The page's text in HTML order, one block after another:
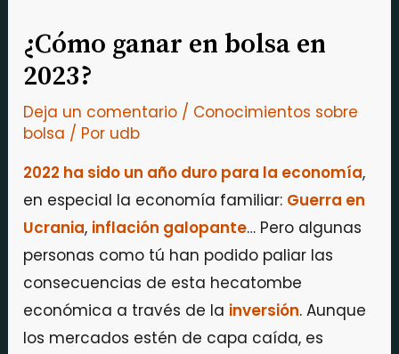
¿Cómo ganar en bolsa en
2023?
Deja un comentario / Conocimientos sobre
bolsa / Por udb
2022 ha sido un año duro para la economía,
en especial la economía familiar: Guerra en
Ucrania, inflación galopante… Pero algunas
personas como tú han podido paliar las
consecuencias de esta hecatombe
económica a través de la inversión. Aunque
los mercados estén de capa caída, es